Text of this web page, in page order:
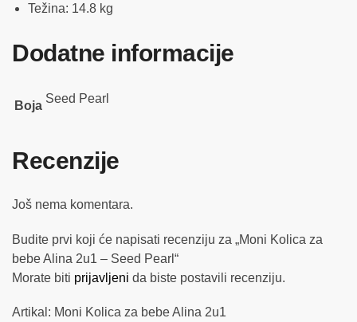
Težina: 14.8 kg
Dodatne informacije
Boja
Seed Pearl
Recenzije
Još nema komentara.
Budite prvi koji će napisati recenziju za „Moni Kolica za
bebe Alina 2u1 – Seed Pearl“
Morate biti prijavljeni da biste postavili recenziju.
Artikal: Moni Kolica za bebe Alina 2u1